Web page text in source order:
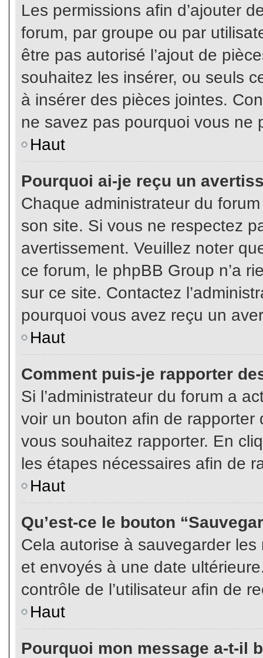
Les permissions afin d’ajouter
forum, par groupe ou par
être pas autorisé l’ajout de
souhaitez les insérer, ou seuls
à insérer des pièces jointes.
ne savez pas pourquoi vous ne
Haut
Pourquoi ai-je reçu un
Chaque administrateur du
son site. Si vous ne respectez
avertissement. Veuillez noter
ce forum, le phpBB Group n’a
sur ce site. Contactez
pourquoi vous avez reçu un
Haut
Comment puis-je rapporter
Si l’administrateur du forum a
voir un bouton afin de
vous souhaitez rapporter. En
les étapes nécessaires afin de
Haut
Qu’est-ce le bouton
Cela autorise à sauvegarder
et envoyés à une date
contrôle de l’utilisateur afin de
Haut
Pourquoi mon message a-t-il